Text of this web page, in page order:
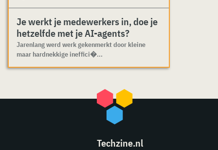
Je werkt je medewerkers in, doe je
hetzelfde met je AI-agents?
Jarenlang werd werk gekenmerkt door kleine
maar hardnekkige ineffici�...
Techzine.nl